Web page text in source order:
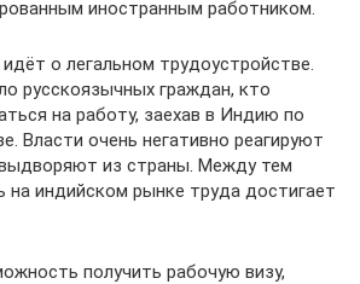
иностранным работником.
о легальном трудоустройстве.
русскоязычных граждан, кто
на работу, заехав в Индию по
Власти очень негативно реагируют
из страны. Между тем
на индийском рынке труда достигает
получить рабочую визу,